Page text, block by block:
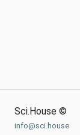
Sci.House ©
info@sci.house